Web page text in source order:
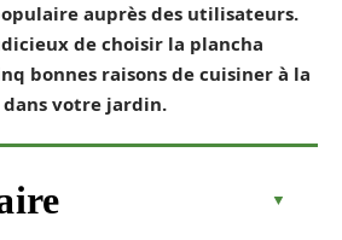
auprès des utilisateurs.
de choisir la plancha
bonnes raisons de cuisiner à la
votre jardin.